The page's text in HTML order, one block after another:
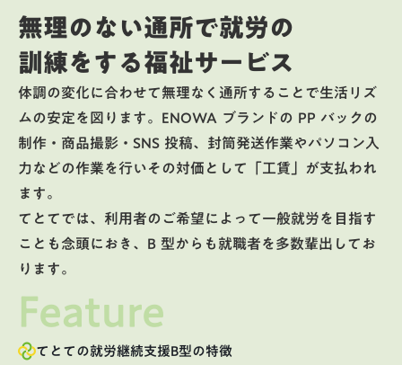
無理のない通所で就労の
訓練をする福祉サービス
体調の変化に合わせて無理なく通所することで生活リズ
ムの安定を図ります。ENOWA ブランドの PP バックの
制作・商品撮影・SNS 投稿、封筒発送作業やパソコン入
力などの作業を行いその対価として「工賃」が支払われ
ます。
てとてでは、利用者のご希望によって一般就労を目指す
ことも念頭におき、B 型からも就職者を多数輩出してお
ります。
Feature
てとての就労継続支援B型の特徴